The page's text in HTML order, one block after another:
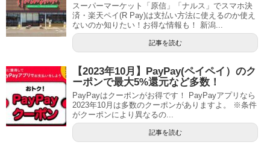
スーパーマーケット「原信」「ナルス」でスマホ決
済・楽天ペイ(R Pay)は支払い方法に使えるのか使え
ないのか知りたい！お得な情報も！ 新潟...
記事を読む
【2023年10月】PayPay(ペイペイ）のク
ーポンで最大5%還元など多数！
PayPayはクーポンがお得です！ PayPayアプリなら
2023年10月は多数のクーポンがありますよ。 ※条件
がクーポンにより異なるの...
記事を読む